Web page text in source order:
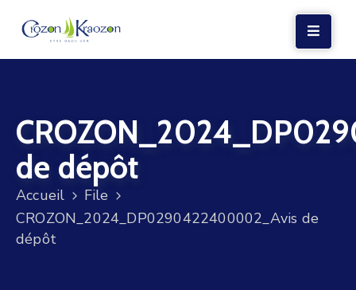
VIE
LOCALE
VIE
SOCIALE
TERRE
de dépôt
Accueil
File
CROZON_2024_DP0290422400002_Avis de
dépôt